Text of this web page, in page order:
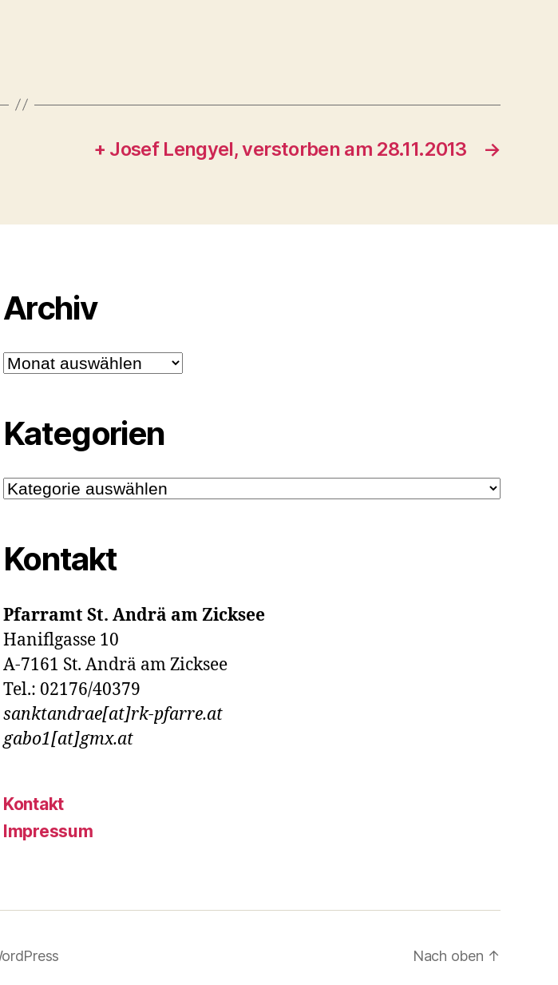
→
+ Josef Lengyel, verstorben am 28.11.2013
Archiv
Archiv
Kategorien
Kategorien
Kontakt
Pfarramt St. Andrä am Zicksee
Haniflgasse 10
A-7161 St. Andrä am Zicksee
Tel.: 02176/40379
sanktandrae[at]rk-pfarre.at
gabo1[at]gmx.at
Kontakt
Impressum
Nach oben ↑